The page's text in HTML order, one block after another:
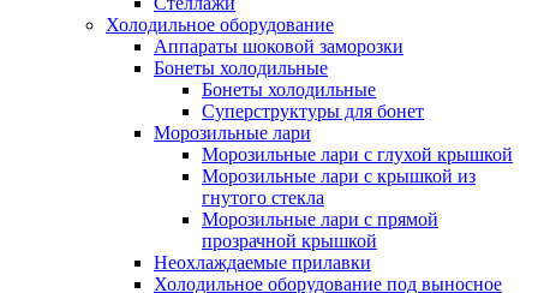
Холодильное оборудование
Аппараты шоковой заморозки
Бонеты холодильные
Бонеты холодильные
Суперструктуры для бонет
Морозильные лари
Морозильные лари с глухой крышкой
Морозильные лари с крышкой из
гнутого стекла
Морозильные лари с прямой
прозрачной крышкой
Неохлаждаемые прилавки
Холодильное оборудование под выносное